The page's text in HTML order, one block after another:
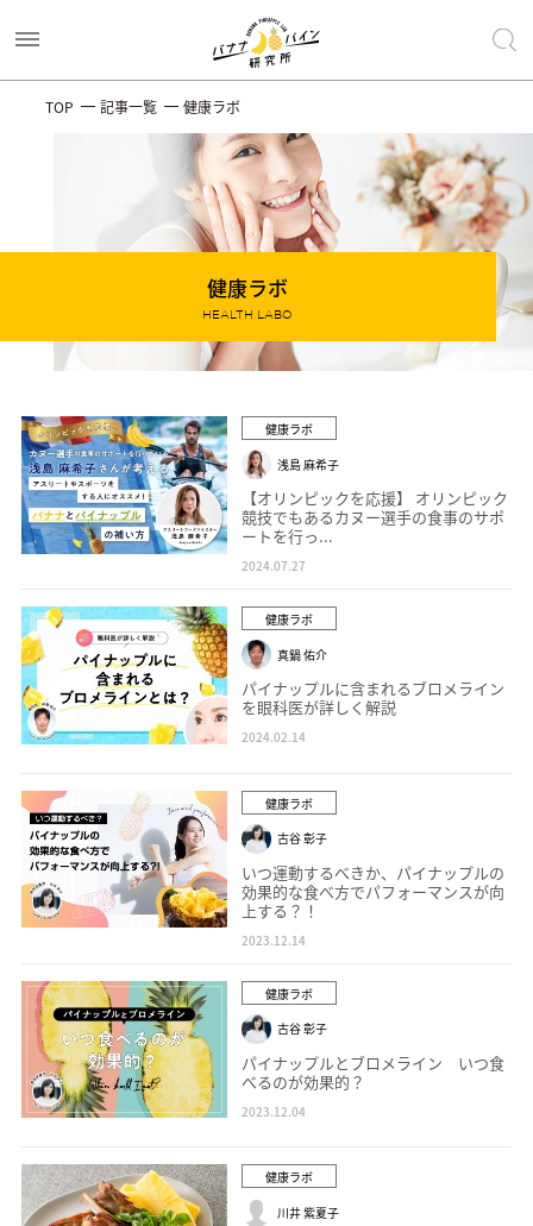
TOP 記事一覧 健康ラボ
健康ラボ
HEALTH LABO
健康ラボ
浅島 麻希子
【オリンピックを応援】 オリンピック
競技でもあるカヌー選手の食事のサポ
ートを行っ...
2024.07.27
健康ラボ
真鍋 佑介
パイナップルに含まれるブロメライン
を眼科医が詳しく解説
2024.02.14
健康ラボ
古谷 彰子
いつ運動するべきか、パイナップルの
効果的な食べ方でパフォーマンスが向
上する？！
2023.12.14
健康ラボ
古谷 彰子
パイナップルとブロメライン いつ食
べるのが効果的？
2023.12.04
健康ラボ
川井 紫夏子